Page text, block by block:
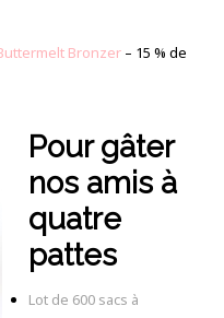
Buttermelt Bronzer – 15 % de
Pour gâter
nos amis à
quatre
pattes
Lot de 600 sacs à